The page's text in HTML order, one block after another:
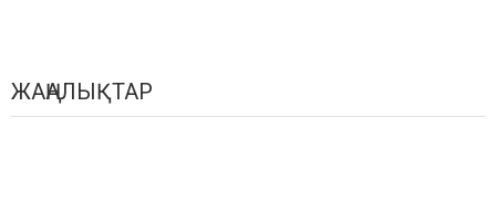
ЖАҢАЛЫҚТАР